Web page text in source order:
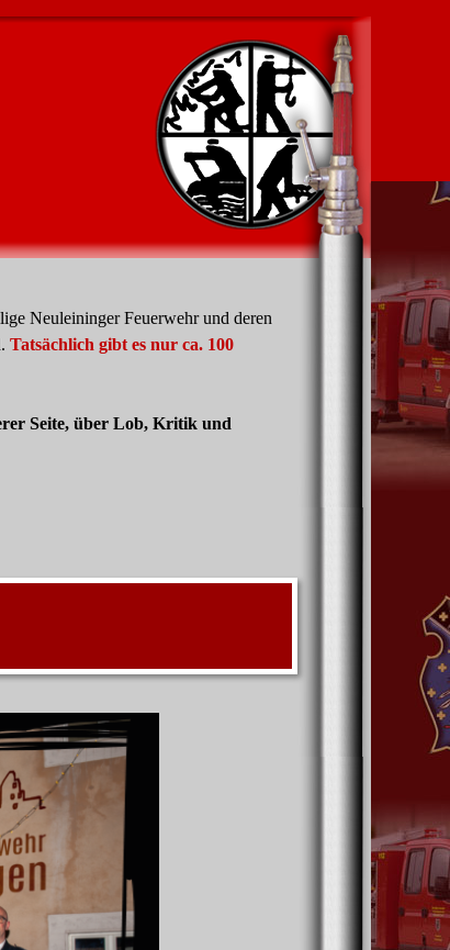
Neuleininger Feuerwehr und deren
Tatsächlich gibt es nur ca. 100
Seite, über Lob, Kritik und